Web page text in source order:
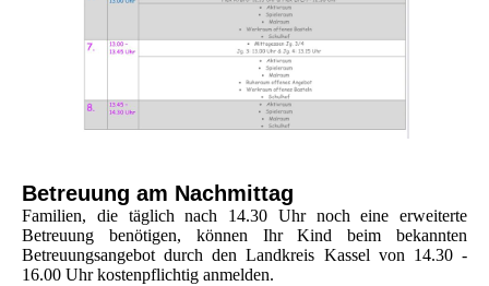
Betreuung am Nachmittag
Familien, die täglich nach 14.30 Uhr noch eine erweiterte
Betreuung benötigen, können Ihr Kind beim bekannten
Betreuungsangebot durch den Landkreis Kassel von 14.30 -
16.00 Uhr kostenpflichtig anmelden.